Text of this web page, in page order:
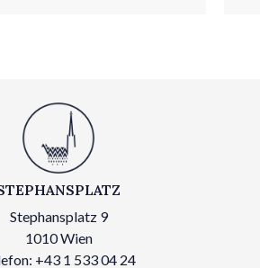
Stephansplatz 9
1010 Wien
+43 1 533 04 24